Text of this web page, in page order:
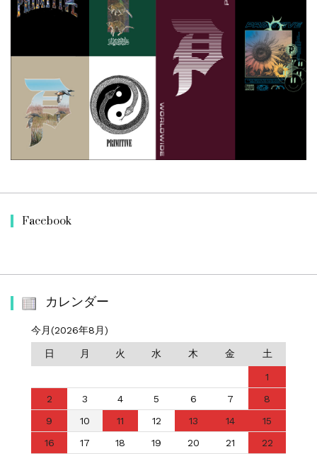
Facebook
カレンダー
今月(2026年8月)
日 月 火 水 木 金 土
1
2
3 4 5 6 7
8
9
10 11 12 13 14
15
16
17 18 19 20 21
22